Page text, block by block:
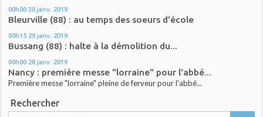
00h00 30 janv. 2019
Bleurville (88) : au temps des soeurs d'école
00h15 29 janv. 2019
Bussang (88) : halte à la démolition du...
00h00 28 janv. 2019
Nancy : première messe "lorraine" pour l'abbé...
Première messe "lorraine" pleine de ferveur pour l'abbé...
Rechercher